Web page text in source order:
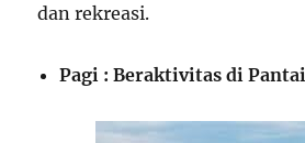
dan rekreasi.
Pagi : Beraktivitas di Pantai